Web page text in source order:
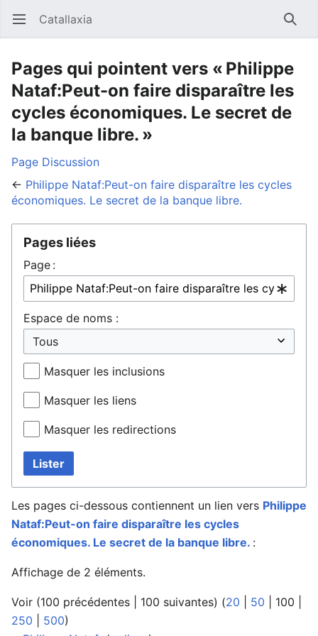
Ouvrir le menu principal Catallaxia
Pages qui pointent vers « Philippe
Nataf:Peut-on faire disparaître les
cycles économiques. Le secret de
la banque libre. »
Page Discussion
← Philippe Nataf:Peut-on faire disparaître les cycles
économiques. Le secret de la banque libre.
Pages liées
Page :
Espace de noms :
Masquer les inclusions
Masquer les liens
Masquer les redirections
Lister
Les pages ci-dessous contiennent un lien vers Philippe
Nataf:Peut-on faire disparaître les cycles
économiques. Le secret de la banque libre. :
Affichage de 2 éléments.
Voir (100 précédentes 100 suivantes) (20 50 100
250
500)